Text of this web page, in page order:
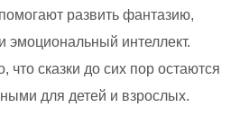
развить фантазию,
интеллект.
что сказки до сих пор остаются
для детей и взрослых.